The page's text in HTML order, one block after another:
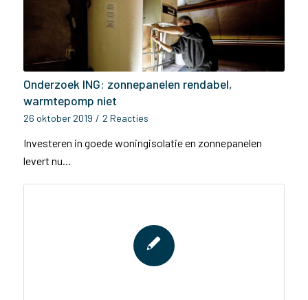
Onderzoek ING: zonnepanelen rendabel,
warmtepomp niet
26 oktober 2019 / 2 Reacties
Investeren in goede woningisolatie en zonnepanelen
levert nu…